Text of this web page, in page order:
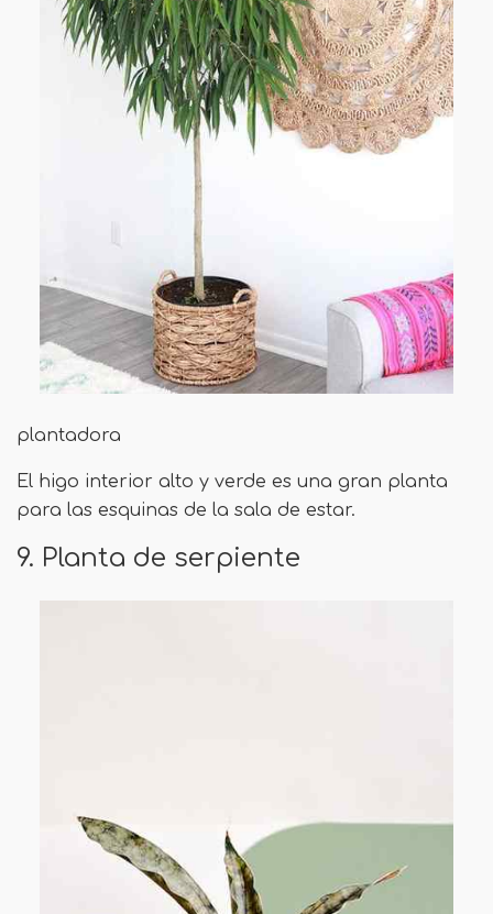
plantadora
El higo interior alto y verde es una gran planta
para las esquinas de la sala de estar.
9. Planta de serpiente